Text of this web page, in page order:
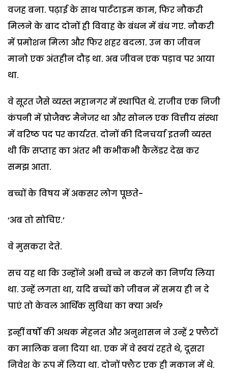
वजह बना. पढ़ाई के साथ पार्टटाइम काम, फिर नौकरी
मिलने के बाद दोनों ही विवाह के बंधन में बंध गए. नौकरी
में प्रमोशन मिला और फिर शहर बदला. उन का जीवन
मानो एक अंतहीन दौड़ था. अब जीवन एक पड़ाव पर आया
था.
वे सूरत जैसे व्यस्त महानगर में स्थापित थे. राजीव एक निजी
कंपनी में प्रोजैक्ट मैनेजर था और सोनल एक वित्तीय संस्था
में वरिष्ठ पद पर कार्यरत. दोनों की दिनचर्या इतनी व्यस्त
थी कि सप्ताह का अंतर भी कभीकभी कैलेंडर देख कर
समझ आता.
बच्चों के विषय में अकसर लोग पूछते-
‘अब तो सोचिए.’
वे मुसकरा देते.
सच यह था कि उन्होंने अभी बच्चे न करने का निर्णय लिया
था. उन्हें लगता था, यदि बच्चों को जीवन में समय ही न दे
पाएं तो केवल आर्थिक सुविधा का क्या अर्थ?
इन्हीं वर्षों की अथक मेहनत और अनुशासन ने उन्हें 2 फ्लैटों
का मालिक बना दिया था. एक में वे स्वयं रहते थे, दूसरा
निवेश के रूप में लिया था. दोनों फ्लैट एक ही मकान में थे.